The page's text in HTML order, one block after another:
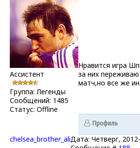
Ассистент
Группа: Легенды
Сообщений: 1485
Статус: Offline
Нравится игра
за них
матч,но все же
chelsea_brother_aliДата: Четверг,